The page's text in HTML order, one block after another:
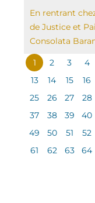
En rentrant
de Justice et
Consolata
1 2 3 4
13
14 15 16
25
26 27 28
37
38 39 40
49
50 51 52
61
62 63 64